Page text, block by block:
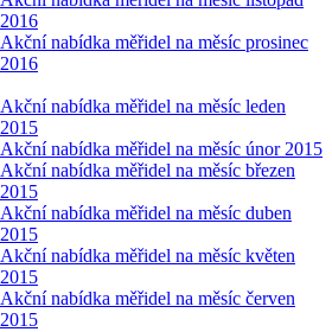
2016
Akční nabídka měřidel na měsíc prosinec
2016
Akční nabídka měřidel na měsíc leden
2015
Akční nabídka měřidel na měsíc únor 2015
Akční nabídka měřidel na měsíc březen
2015
Akční nabídka měřidel na měsíc duben
2015
Akční nabídka měřidel na měsíc květen
2015
Akční nabídka měřidel na měsíc červen
2015